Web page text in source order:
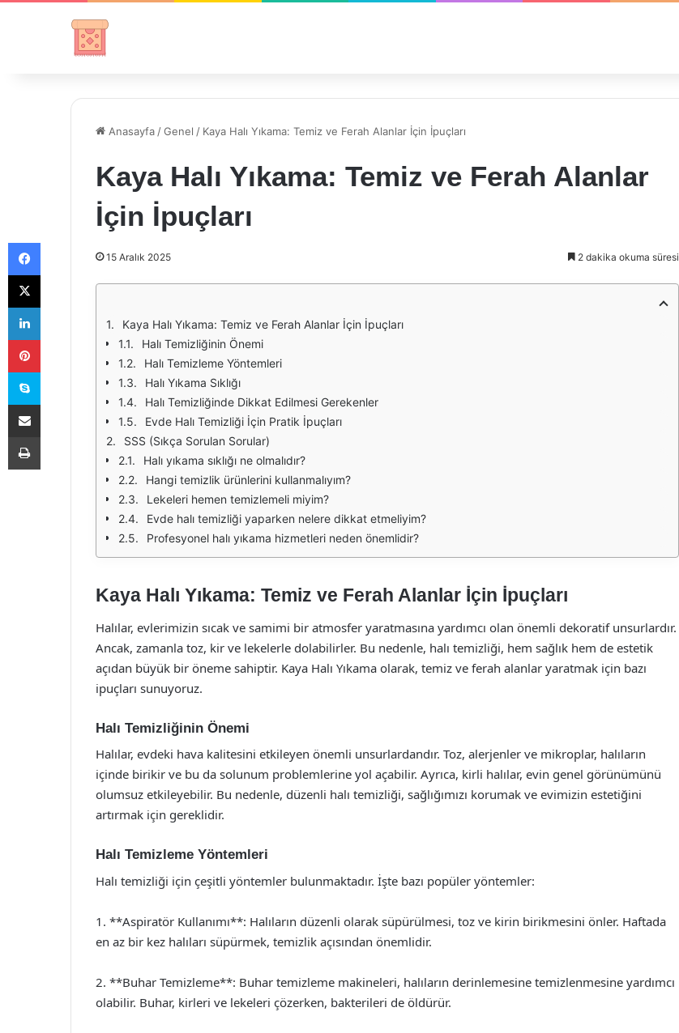
Anasayfa /Genel / Kaya Halı Yıkama: Temiz ve Ferah Alanlar İçin İpuçları
Kaya Halı Yıkama: Temiz ve Ferah Alanlar
İçin İpuçları
15 Aralık 2025 2 dakika okuma süresi
Kaya Halı Yıkama: Temiz ve Ferah Alanlar İçin İpuçları
Halı Temizliğinin Önemi
Halı Temizleme Yöntemleri
Halı Yıkama Sıklığı
Halı Temizliğinde Dikkat Edilmesi Gerekenler
Evde Halı Temizliği İçin Pratik İpuçları
SSS (Sıkça Sorulan Sorular)
Halı yıkama sıklığı ne olmalıdır?
Hangi temizlik ürünlerini kullanmalıyım?
Lekeleri hemen temizlemeli miyim?
Evde halı temizliği yaparken nelere dikkat etmeliyim?
Profesyonel halı yıkama hizmetleri neden önemlidir?
Kaya Halı Yıkama: Temiz ve Ferah Alanlar İçin İpuçları
Halılar, evlerimizin sıcak ve samimi bir atmosfer yaratmasına yardımcı olan önemli dekoratif unsurlardır.
Ancak, zamanla toz, kir ve lekelerle dolabilirler. Bu nedenle, halı temizliği, hem sağlık hem de estetik
açıdan büyük bir öneme sahiptir. Kaya Halı Yıkama olarak, temiz ve ferah alanlar yaratmak için bazı
ipuçları sunuyoruz.
Halı Temizliğinin Önemi
Halılar, evdeki hava kalitesini etkileyen önemli unsurlardandır. Toz, alerjenler ve mikroplar, halıların
içinde birikir ve bu da solunum problemlerine yol açabilir. Ayrıca, kirli halılar, evin genel görünümünü
olumsuz etkileyebilir. Bu nedenle, düzenli halı temizliği, sağlığımızı korumak ve evimizin estetiğini
artırmak için gereklidir.
Halı Temizleme Yöntemleri
Halı temizliği için çeşitli yöntemler bulunmaktadır. İşte bazı popüler yöntemler:
1. **Aspiratör Kullanımı**: Halıların düzenli olarak süpürülmesi, toz ve kirin birikmesini önler. Haftada
en az bir kez halıları süpürmek, temizlik açısından önemlidir.
2. **Buhar Temizleme**: Buhar temizleme makineleri, halıların derinlemesine temizlenmesine yardımcı
olabilir. Buhar, kirleri ve lekeleri çözerken, bakterileri de öldürür.
Facebook
X
LinkedIn
Pinterest
Skype
E-Posta ile paylaş